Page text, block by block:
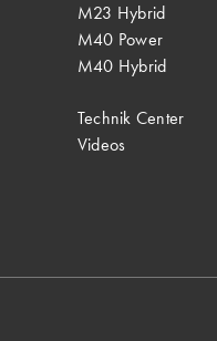
M23 Hybrid
M40 Power
M40 Hybrid
Technik Center
Videos